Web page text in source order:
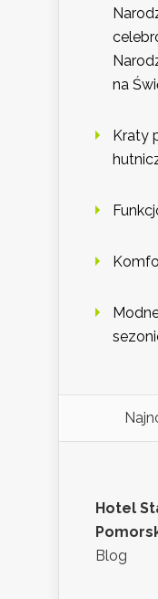
na
Kraty
Hotel
Blog